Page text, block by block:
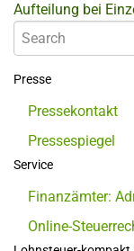
Aufteilung bei
Presse
Pressekontakt
Pressespiegel
Service
Finanzämter:
Online-